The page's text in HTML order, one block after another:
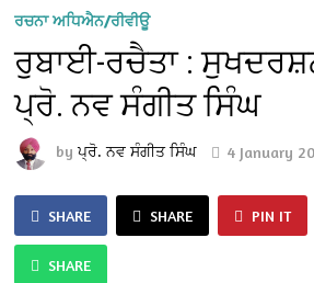
ਰਚਨਾ ਅਧਿਐਨ/ਰੀਵੀਊ
ਰੁਬਾਈ-ਰਚੈਤਾ :
ਪ੍ਰੋ. ਨਵ ਸੰਗੀਤ ਸਿੰਘ
byਪ੍ਰੋ. ਨਵ ਸੰਗੀਤ ਸਿੰਘ 4 January
SHARE SHARE PIN IT
SHARE